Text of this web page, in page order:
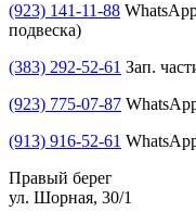
(923) 141-11-88
подвеска)
(383) 292-52-61 Зап.
(923) 775-07-87
(913) 916-52-61
Правый берег
ул. Шорная, 30/1